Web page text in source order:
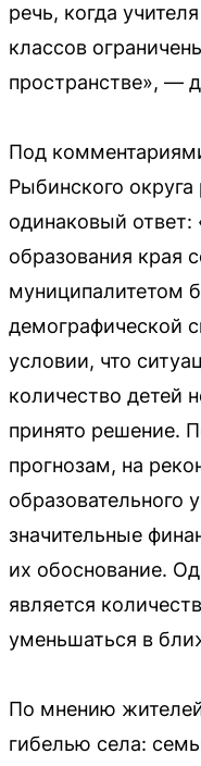
речь, когда
классов
пространстве», —
Под
Рыбинского
одинаковый
образования края
муниципалитетом
демографической
условии, что
количество детей
принято решение.
прогнозам, на
значительные
их обоснование.
является
уменьшаться в
По мнению
гибелью села: